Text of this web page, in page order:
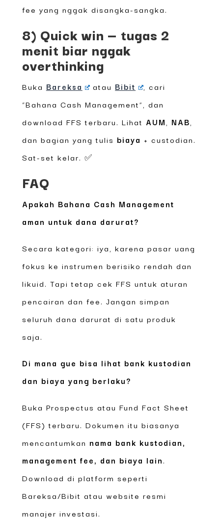
fee yang nggak disangka-sangka.
8) Quick win — tugas 2
menit biar nggak
overthinking
Buka Bareksa atau Bibit
, cari
“Bahana Cash Management”, dan
download FFS terbaru. Lihat AUM NAB
dan bagian yang tulis biaya + custodian.
Sat-set kelar. ✅
FAQ
Apakah Bahana Cash Management
aman untuk dana darurat?
Secara kategori: iya, karena pasar uang
fokus ke instrumen berisiko rendah dan
likuid. Tapi tetap cek FFS untuk aturan
pencairan dan fee. Jangan simpan
seluruh dana darurat di satu produk
saja.
Di mana gue bisa lihat bank kustodian
dan biaya yang berlaku?
Buka Prospectus atau Fund Fact Sheet
(FFS) terbaru. Dokumen itu biasanya
mencantumkan nama bank kustodian,
management fee, dan biaya lain.
Download di platform seperti
Bareksa/Bibit atau website resmi
manajer investasi.